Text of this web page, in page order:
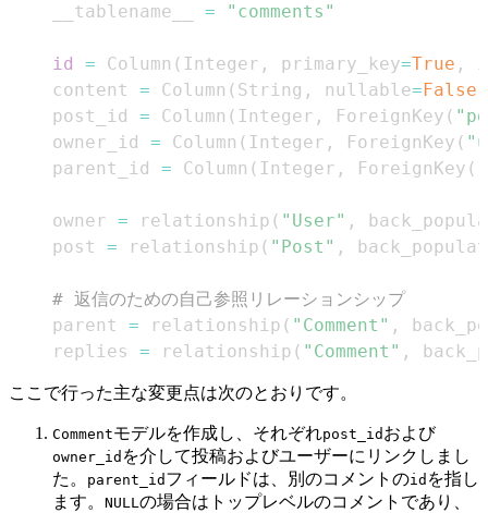
    __tablename__
= "comments"
id = Column ( Integer , primary_key=True ,
    content
= Column ( String , nullable=False
    post_id
= Column ( Integer , ForeignKey (
    owner_id
= Column ( Integer , ForeignKey (
    parent_id
= Column ( Integer , ForeignKey (
    owner
= relationship ( "User" ,
    post
= relationship ( "Post" ,
# 返信のための自己参照リレーションシップ
    parent
= relationship ( "Comment" ,
    replies
= relationship ( "Comment" ,
ここで行った主な変更点は次のとおりです。
Commentモデルを作成し、それぞれpost_id および
owner_id を介して投稿およびユーザーにリンクしまし
た。
parent_id フィールドは、別のコメントのid を指し
ます。 NULLの場合はトップレベルのコメントであり、